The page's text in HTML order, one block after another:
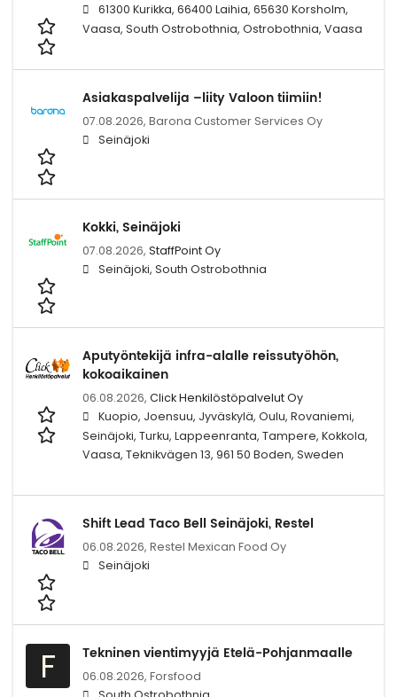
61300 Kurikka, 66400 Laihia, 65630 Korsholm,
Vaasa, South Ostrobothnia, Ostrobothnia, Vaasa
Asiakaspalvelija –liity Valoon tiimiin!
07.08.2026, Barona Customer Services Oy
Seinäjoki
Kokki, Seinäjoki
07.08.2026, StaffPoint Oy
Seinäjoki, South Ostrobothnia
Aputyöntekijä infra-alalle reissutyöhön,
kokoaikainen
06.08.2026, Click Henkilöstöpalvelut Oy
Kuopio, Joensuu, Jyväskylä, Oulu, Rovaniemi,
Seinäjoki, Turku, Lappeenranta, Tampere, Kokkola,
Vaasa, Teknikvägen 13, 961 50 Boden, Sweden
Shift Lead Taco Bell Seinäjoki, Restel
06.08.2026, Restel Mexican Food Oy
Seinäjoki
F Tekninen vientimyyjä Etelä-Pohjanmaalle
06.08.2026, Forsfood